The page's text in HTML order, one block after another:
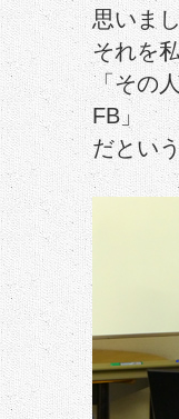
思いま
それを
「その
FB」
だとい